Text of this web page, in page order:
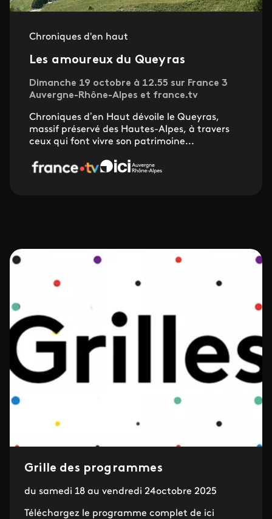
Chroniques d'en haut
Les amoureux du Queyras
Dimanche 19 octobre à 12.55 sur France 3
Auvergne-Rhône-Alpes et france.tv
Chroniques d’en Haut dévoile le Queyras,
massif préservé des Hautes-Alpes, à travers
ceux qui font vivre son patrimoine...
Grille des programmes
du samedi 18 au vendredi 24octobre 2025
Téléchargez le programme complet de ici